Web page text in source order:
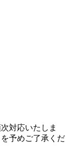
対応いたしま
予めご了承くだ